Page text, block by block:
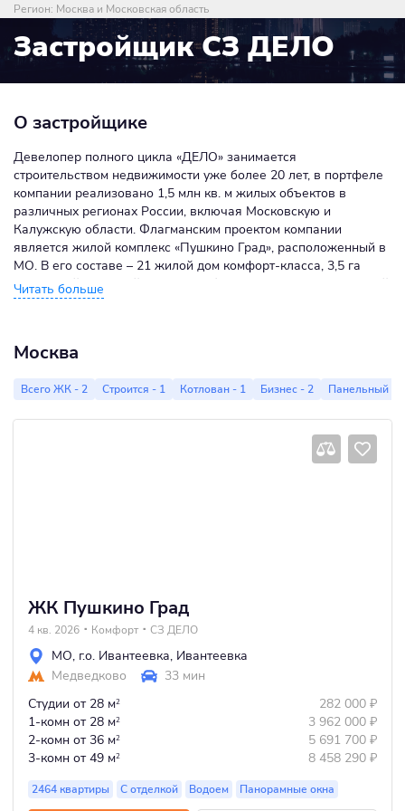
Регион: Москва и Московская область
Застройщик СЗ ДЕЛО
О застройщике
Девелопер полного цикла «ДЕЛО» занимается
строительством недвижимости уже более 20 лет, в портфеле
компании реализовано 1,5 млн кв. м жилых объектов в
различных регионах России, включая Московскую и
Калужскую области. Флагманским проектом компании
является жилой комплекс «Пушкино Град», расположенный в
МО. В его составе – 21 жилой дом комфорт-класса, 3,5 га
ухоженной парковой местности, более 1100 квартир в первой
очереди. Кроме строительства жилых домов, «ДЕЛО»
созданием новых рабочих пространств на территории своих
этапах, благодаря чему проекты сдаются с соблюдением
Москва
Всего ЖК - 2 Строится - 1 Котлован - 1 Бизнес - 2 Панельный - 1
ЖК Пушкино Град
4 кв. 2026 Комфорт СЗ ДЕЛО
МО, г.о. Ивантеевка, Ивантеевка
Медведково
33 мин
Студии от 28 м2 282 000 ₽
1-комн от 28 м2 3 962 000 ₽
2-комн от 36 м2 5 691 700 ₽
3-комн от 49 м2 8 458 290 ₽
2464 квартиры С отделкой Водоем Панорамные окна